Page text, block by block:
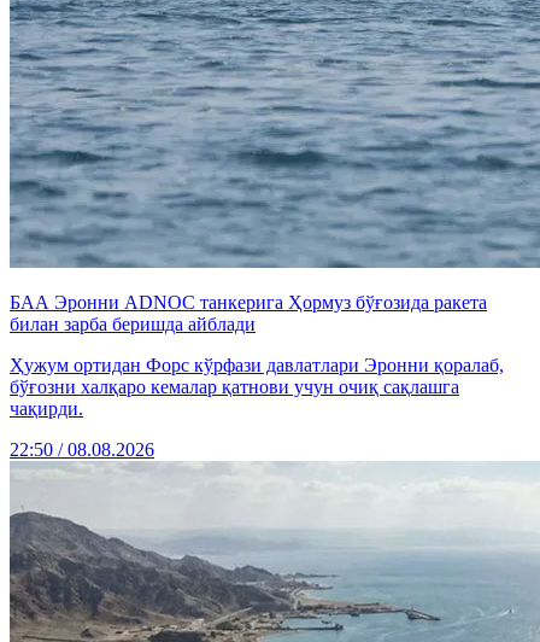
БАА Эронни ADNOC танкерига Ҳормуз бўғозида ракета
билан зарба беришда айблади
Ҳужум ортидан Форс кўрфази давлатлари Эронни қоралаб,
бўғозни халқаро кемалар қатнови учун очиқ сақлашга
чақирди.
22:50 / 08.08.2026